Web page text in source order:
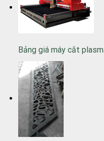
Bảng giá máy cắt